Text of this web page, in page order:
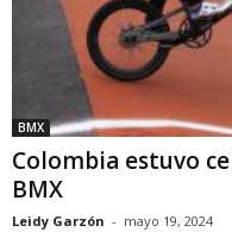
BMX
Colombia estuvo
BMX
Leidy Garzón - mayo 19, 2024